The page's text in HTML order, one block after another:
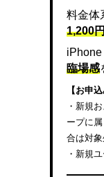
料金体
1,200
iPhone
臨場感
【お申
・新規
ープに
合は対
・新規